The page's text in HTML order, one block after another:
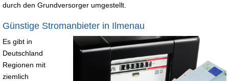
durch den Grundversorger umgestellt.
Günstige Stromanbieter in Ilmenau
Es gibt in
Deutschland
Regionen mit
ziemlich